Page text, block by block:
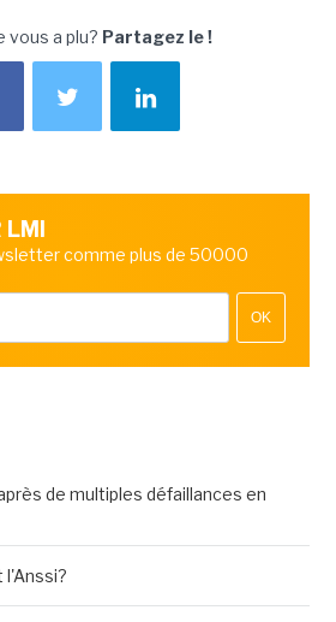
vous a plu? Partagez le !
comme plus de 50000
OK
de multiples défaillances en
l'Anssi?